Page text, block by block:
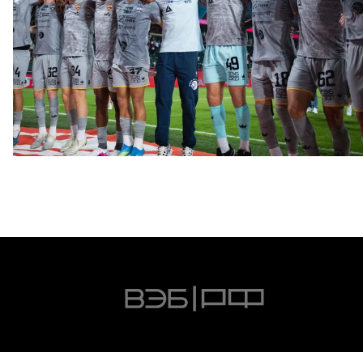
ФОТО: Победа над «Локомотивом»
4 АВГУСТА 2026 20:00